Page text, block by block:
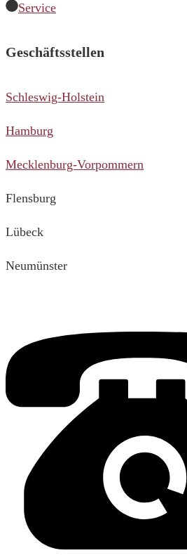
Service
Geschäftsstellen
Schleswig-Holstein
Hamburg
Mecklenburg-Vorpommern
Flensburg
Lübeck
Neumünster